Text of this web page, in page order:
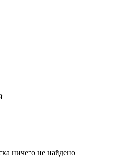
ничего не найдено